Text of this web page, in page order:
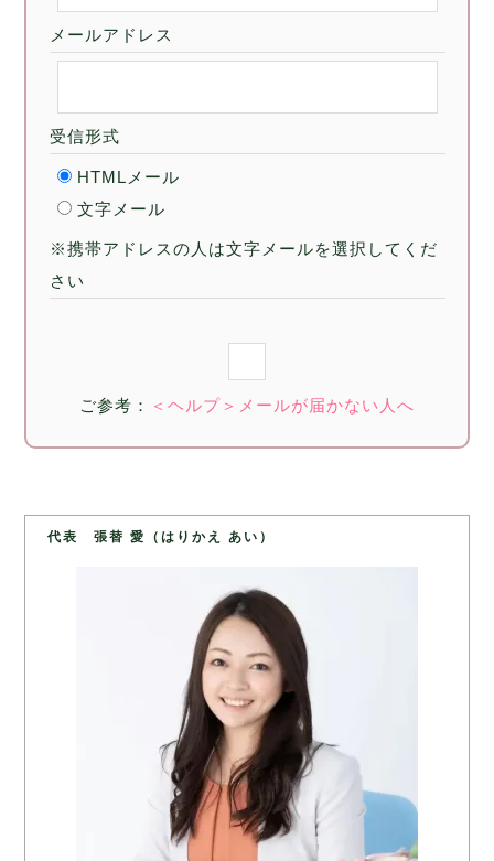
メールアドレス
受信形式
HTMLメール
文字メール
※携帯アドレスの人は文字メールを選択してくだ
さい
ご参考： ＜ヘルプ＞メールが届かない人へ
代表 張替 愛（はりかえ あい）